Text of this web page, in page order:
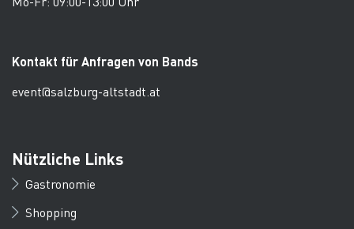
Kontakt für Anfragen von Bands
event@salzburg-altstadt.at
Nützliche Links
Gastronomie
Shopping